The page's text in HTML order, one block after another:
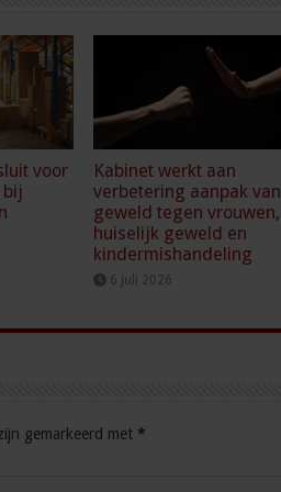
voor
bij
Kabinet werkt aan
verbetering aanpak van
geweld tegen vrouwen,
huiselijk geweld en
kindermishandeling
6 juli 2026
gemarkeerd met *